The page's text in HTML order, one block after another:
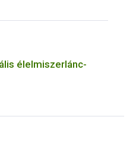
élelmiszerlánc-